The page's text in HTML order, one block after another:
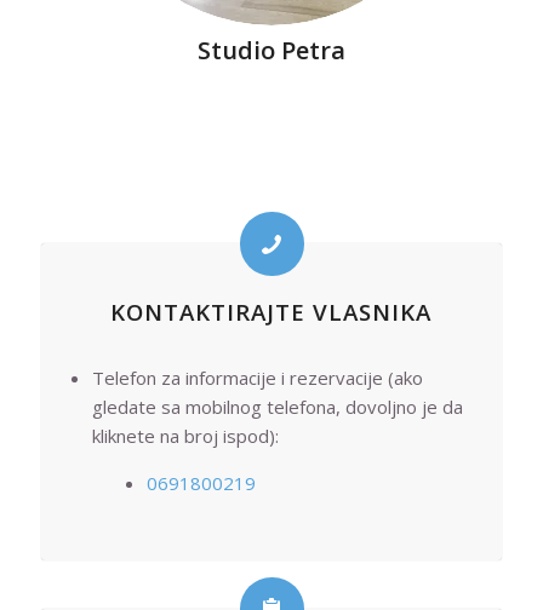
Studio Petra
KONTAKTIRAJTE VLASNIKA
Telefon za informacije i rezervacije (ako
gledate sa mobilnog telefona, dovoljno je da
kliknete na broj ispod):
0691800219